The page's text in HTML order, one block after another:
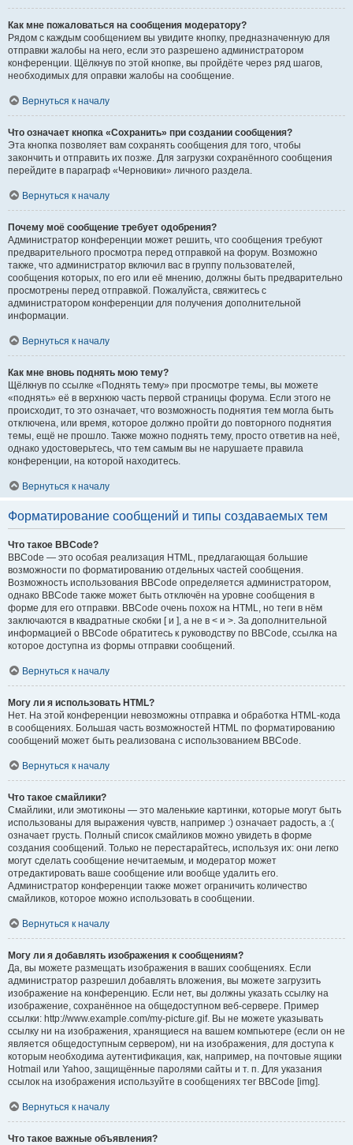
Как мне пожаловаться на сообщения модератору?
Рядом с каждым сообщением вы увидите кнопку, предназначенную для
отправки жалобы на него, если это разрешено администратором
конференции. Щёлкнув по этой кнопке, вы пройдёте через ряд шагов,
необходимых для оправки жалобы на сообщение.
Вернуться к началу
Что означает кнопка «Сохранить» при создании сообщения?
Эта кнопка позволяет вам сохранять сообщения для того, чтобы
закончить и отправить их позже. Для загрузки сохранённого сообщения
перейдите в параграф «Черновики» личного раздела.
Вернуться к началу
Почему моё сообщение требует одобрения?
Администратор конференции может решить, что сообщения требуют
предварительного просмотра перед отправкой на форум. Возможно
также, что администратор включил вас в группу пользователей,
сообщения которых, по его или её мнению, должны быть предварительно
просмотрены перед отправкой. Пожалуйста, свяжитесь с
администратором конференции для получения дополнительной
информации.
Вернуться к началу
Как мне вновь поднять мою тему?
Щёлкнув по ссылке «Поднять тему» при просмотре темы, вы можете
«поднять» её в верхнюю часть первой страницы форума. Если этого не
происходит, то это означает, что возможность поднятия тем могла быть
отключена, или время, которое должно пройти до повторного поднятия
темы, ещё не прошло. Также можно поднять тему, просто ответив на неё,
однако удостоверьтесь, что тем самым вы не нарушаете правила
конференции, на которой находитесь.
Вернуться к началу
Форматирование сообщений и типы создаваемых тем
Что такое BBCode?
BBCode — это особая реализация HTML, предлагающая большие
возможности по форматированию отдельных частей сообщения.
Возможность использования BBCode определяется администратором,
однако BBCode также может быть отключён на уровне сообщения в
форме для его отправки. BBCode очень похож на HTML, но теги в нём
заключаются в квадратные скобки [ и ], а не в < и >. За дополнительной
информацией о BBCode обратитесь к руководству по BBCode, ссылка на
которое доступна из формы отправки сообщений.
Вернуться к началу
Могу ли я использовать HTML?
Нет. На этой конференции невозможны отправка и обработка HTML-кода
в сообщениях. Большая часть возможностей HTML по форматированию
сообщений может быть реализована с использованием BBCode.
Вернуться к началу
Что такое смайлики?
Смайлики, или эмотиконы — это маленькие картинки, которые могут быть
использованы для выражения чувств, например :) означает радость, а :(
означает грусть. Полный список смайликов можно увидеть в форме
создания сообщений. Только не перестарайтесь, используя их: они легко
могут сделать сообщение нечитаемым, и модератор может
отредактировать ваше сообщение или вообще удалить его.
Администратор конференции также может ограничить количество
смайликов, которое можно использовать в сообщении.
Вернуться к началу
Могу ли я добавлять изображения к сообщениям?
Да, вы можете размещать изображения в ваших сообщениях. Если
администратор разрешил добавлять вложения, вы можете загрузить
изображение на конференцию. Если нет, вы должны указать ссылку на
изображение, сохранённое на общедоступном веб-сервере. Пример
ссылки: http://www.example.com/my-picture.gif. Вы не можете указывать
ссылку ни на изображения, хранящиеся на вашем компьютере (если он не
является общедоступным сервером), ни на изображения, для доступа к
которым необходима аутентификация, как, например, на почтовые ящики
Hotmail или Yahoo, защищённые паролями сайты и т. п. Для указания
ссылок на изображения используйте в сообщениях тег BBCode [img].
Вернуться к началу
Что такое важные объявления?